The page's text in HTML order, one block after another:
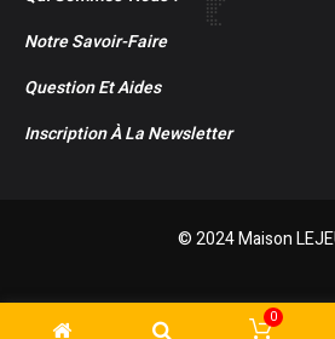
Notre Savoir-Faire
Question Et Aides
Inscription À La Newsletter
© 2024 Maison
0